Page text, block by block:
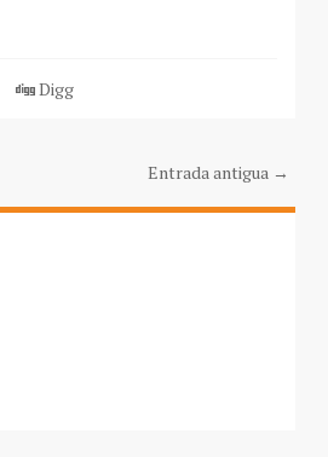
Digg
Entrada antigua →